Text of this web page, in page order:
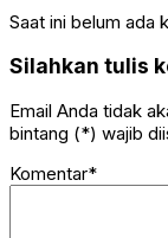
Saat ini belum ada
Silahkan tulis
Email Anda tidak
bintang (*) wajib
Komentar*